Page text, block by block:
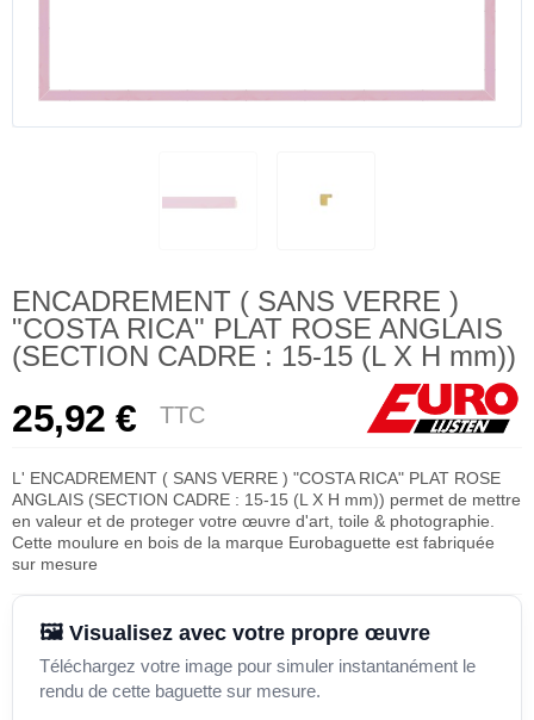
ENCADREMENT ( SANS VERRE )
"COSTA RICA" PLAT ROSE ANGLAIS
(SECTION CADRE : 15-15 (L X H mm))
25,92 € TTC
L' ENCADREMENT ( SANS VERRE ) "COSTA RICA" PLAT ROSE
ANGLAIS (SECTION CADRE : 15-15 (L X H mm)) permet de mettre
en valeur et de proteger votre œuvre d'art, toile & photographie.
Cette moulure en bois de la marque Eurobaguette est fabriquée
sur mesure
🖼️ Visualisez avec votre propre œuvre
Téléchargez votre image pour simuler instantanément le
rendu de cette baguette sur mesure.